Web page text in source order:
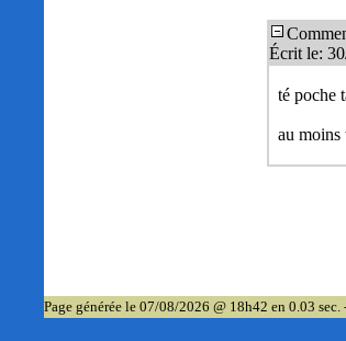
Écrit le:
té poche
au
Page générée le 07/08/2026 @ 18h42 en 0.03